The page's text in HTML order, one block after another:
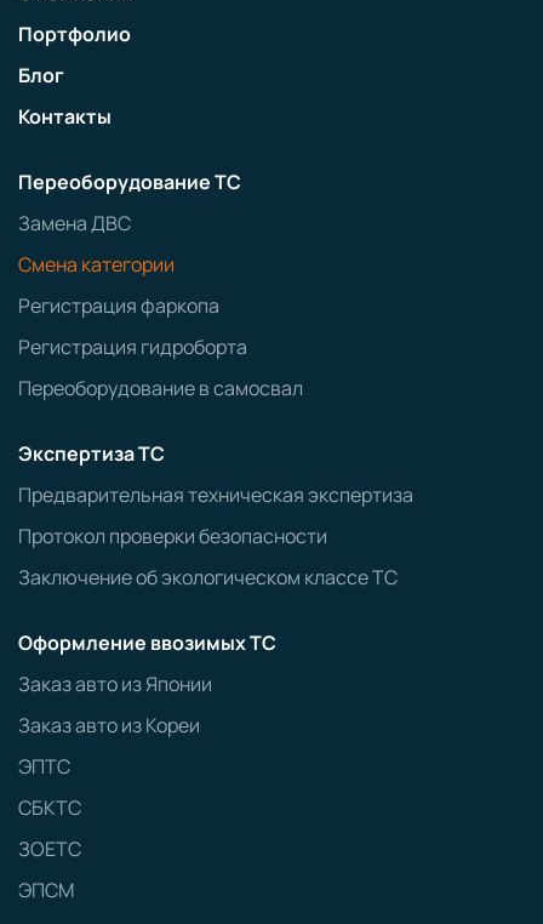
Портфолио
Блог
Контакты
Переоборудование ТС
Замена ДВС
Смена категории
Регистрация фаркопа
Регистрация гидроборта
Переоборудование в самосвал
Экспертиза ТС
Предварительная техническая экспертиза
Протокол проверки безопасности
Заключение об экологическом классе ТС
Оформление ввозимых ТС
Заказ авто из Японии
Заказ авто из Кореи
ЭПТС
СБКТС
ЗОЕТС
ЭПСМ